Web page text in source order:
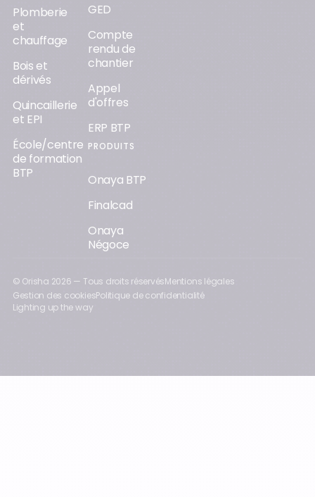
Plomberie
et
chauffage
Bois et
dérivés
Quincaillerie
et EPI
École/centre
de formation
BTP
GED
Compte
rendu de
chantier
Appel
d'offres
ERP BTP
PRODUITS
Onaya BTP
Finalcad
Onaya
Négoce
© Orisha 2026 — Tous droits réservésMentions légales
Gestion des cookiesPolitique de confidentialité
Lighting up the way